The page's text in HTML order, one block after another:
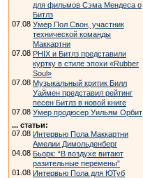
для фильмов Сэма Мендеса о
Битлз
07.08 Умер Пол Свон, участник
технической команды
Маккартни
07.08 PHIX и Битлз представили
куртку в стиле эпохи «Rubber
Soul»
07.08 Музыкальный критик Билл
Уаймен представил рейтинг
песен Битлз в новой книге
07.08 Умер продюсер Уильям Орбит
... статьи:
07.08 Интервью Пола Маккартни
Амелии Димольденберг
04.08 Бьорк: “В воздухе витают
разительные перемены”
01.08 Интервью Пола для ЮТуб